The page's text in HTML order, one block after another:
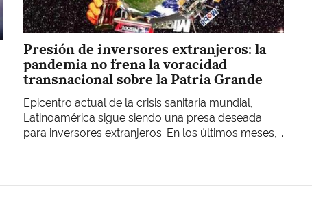
Presión de inversores extranjeros: la
pandemia no frena la voracidad
transnacional sobre la Patria Grande
Epicentro actual de la crisis sanitaria mundial,
Latinoamérica sigue siendo una presa deseada
para inversores extranjeros. En los últimos meses,...